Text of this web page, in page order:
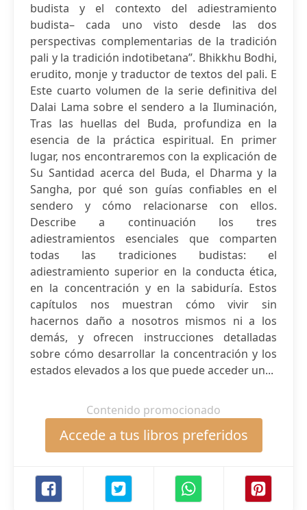
budista y el contexto del adiestramiento
budista– cada uno visto desde las dos
perspectivas complementarias de la tradición
pali y la tradición indotibetana”. Bhikkhu Bodhi,
erudito, monje y traductor de textos del pali. E
Este cuarto volumen de la serie definitiva del
Dalai Lama sobre el sendero a la Iluminación,
Tras las huellas del Buda, profundiza en la
esencia de la práctica espiritual. En primer
lugar, nos encontraremos con la explicación de
Su Santidad acerca del Buda, el Dharma y la
Sangha, por qué son guías confiables en el
sendero y cómo relacionarse con ellos.
Describe a continuación los tres
adiestramientos esenciales que comparten
todas las tradiciones budistas: el
adiestramiento superior en la conducta ética,
en la concentración y en la sabiduría. Estos
capítulos nos muestran cómo vivir sin
hacernos daño a nosotros mismos ni a los
demás, y ofrecen instrucciones detalladas
sobre cómo desarrollar la concentración y los
estados elevados a los que puede acceder un...
Contenido promocionado
Accede a tus libros preferidos